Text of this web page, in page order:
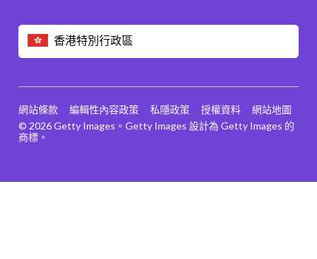
香港特別行政區
© 2026 Getty Images。Getty Images 設計為 Getty Images 的
商標。
網站條款 編輯性內容政策 私隱政策 授權資料 網站地圖